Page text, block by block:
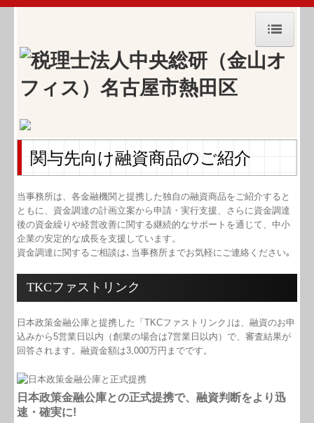
HOME
事務所紹介
職員紹介
㈱中央経営プランニング
セミナー案内
業務・料金案内
リンク集
OKニュース発信！
書籍紹介
関与先向け融資商品のご紹介
当事務所は、各金融機関と提携した独自の融資商品をご紹介すると
ともに、資金調達の計画立案から申請・実行支援、さらに資金調達
後の資金繰りや経営改善に関する継続的なサポートを通じて、中小
企業の安定的な成長を支援しています。
資金調達に関するご相談は､当事務所までお気軽にご連絡ください｡
TKCファストリンク
日本政策金融公庫と提携した「TKCファストリンク｣は、融資のお申
込みから5営業日以内（創業の場合は7営業日以内）で、審査結果が
回答されます。融資金額は3,000万円までです。
日本政策金融公庫との正式提携で、融資判断をより迅
速・確実に!